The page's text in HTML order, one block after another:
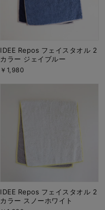
IDEE Repos フェイスタオル 2
カラー ジェイブルー
￥1,980
IDEE Repos フェイスタオル 2
カラー スノーホワイト